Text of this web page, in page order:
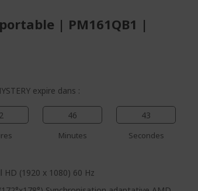
| PM161QB1 |
expire dans :
46
Minutes
42
Secondes
HD (1920 x 1080) 60 Hz